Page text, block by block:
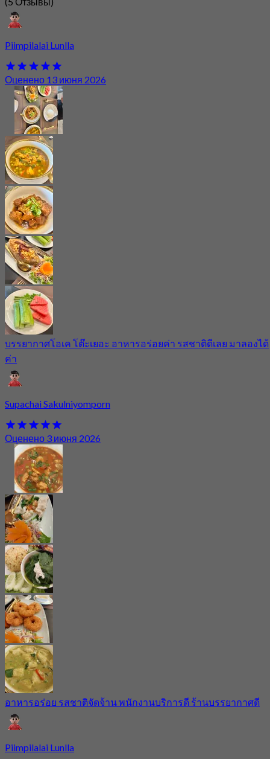
Piimpilalai Lunlla
Оценено 13 июня 2026
บรรยากาศโอเค โต๊ะเยอะ อาหารอร่อยค่า รสชาติดีเลย มาลองได้
ค่า
Supachai Sakulniyomporn
Оценено 3 июня 2026
อาหารอร่อย รสชาติจัดจ้าน พนักงานบริการดี ร้านบรรยากาศดี
Piimpilalai Lunlla